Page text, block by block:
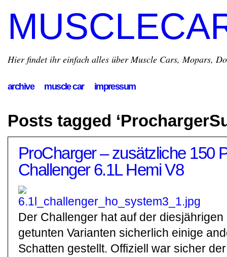
Hier findet ihr einfach alles über Muscle Cars, Mopars,
archive muscle car impressum
Posts tagged
ProCharger – zusätzliche 150
Challenger 6.1L Hemi V8
Der Challenger hat auf der
getunten Varianten sicherlich einige
Schatten gestellt. Offiziell war sicher